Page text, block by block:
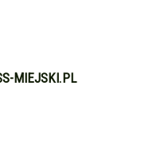
MIEJSKI.PL